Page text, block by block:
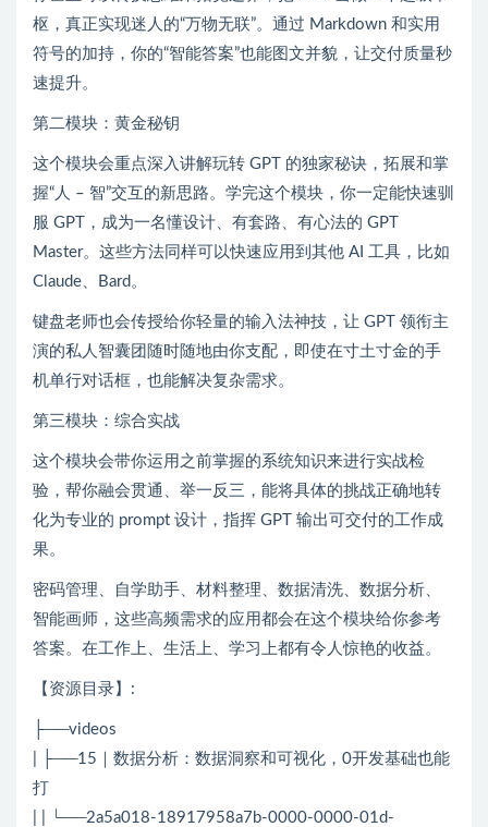
枢，真正实现迷人的“万物无联”。通过 Markdown 和实用
符号的加持，你的“智能答案”也能图文并貌，让交付质量秒
速提升。
第二模块：黄金秘钥
这个模块会重点深入讲解玩转 GPT 的独家秘诀，拓展和掌
握“人 – 智”交互的新思路。学完这个模块，你一定能快速驯
服 GPT，成为一名懂设计、有套路、有心法的 GPT
Master。这些方法同样可以快速应用到其他 AI 工具，比如
Claude、Bard。
键盘老师也会传授给你轻量的输入法神技，让 GPT 领衔主
演的私人智囊团随时随地由你支配，即使在寸土寸金的手
机单行对话框，也能解决复杂需求。
第三模块：综合实战
这个模块会带你运用之前掌握的系统知识来进行实战检
验，帮你融会贯通、举一反三，能将具体的挑战正确地转
化为专业的 prompt 设计，指挥 GPT 输出可交付的工作成
果。
密码管理、自学助手、材料整理、数据清洗、数据分析、
智能画师，这些高频需求的应用都会在这个模块给你参考
答案。在工作上、生活上、学习上都有令人惊艳的收益。
【资源目录】:
├──videos
| ├──15｜数据分析：数据洞察和可视化，0开发基础也能
打
| | └──2a5a018-18917958a7b-0000-0000-01d-